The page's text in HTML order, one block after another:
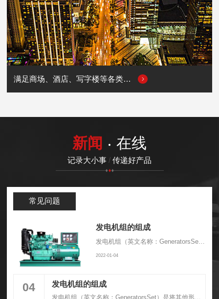
满足商场、酒店、写字楼等各类商业场所的用电需求
新闻 在线
记录大小事 / 传递好产品
常见问题
发电机组的组成
发电机组（英文名称：GeneratorsSet）是将其他形式的能源转换成电能的成套机械设备，由动力系统、控制系统、消音系统、减震系统、排气系统组成
2022-01-04
04 发电机组的组成